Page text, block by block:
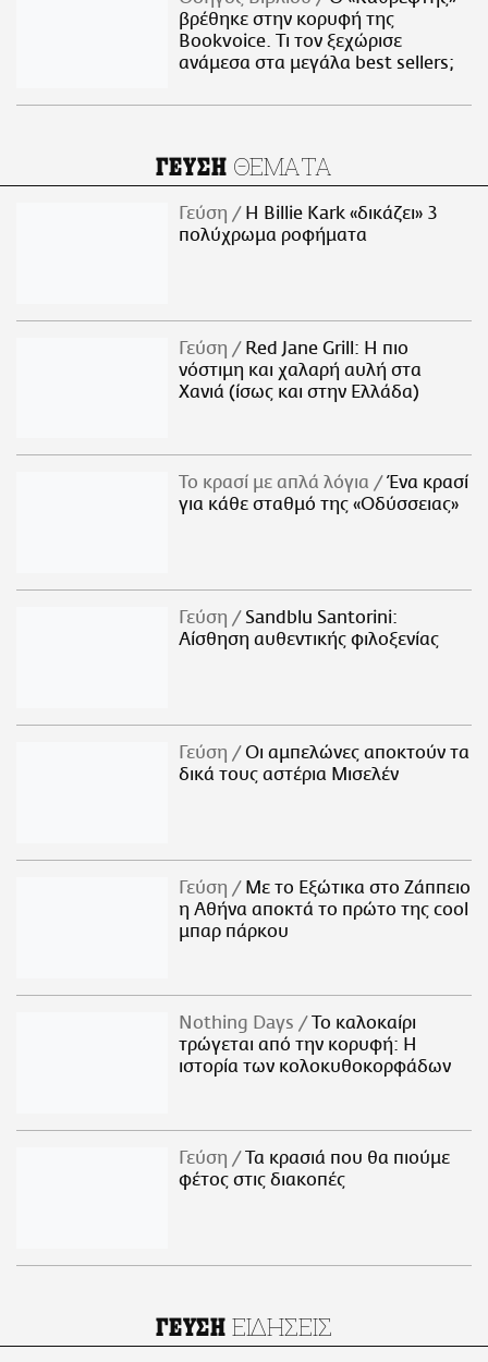
βρέθηκε στην κορυφή της
Bookvoice. Τι τον ξεχώρισε
ανάμεσα στα μεγάλα best sellers;
ΓΕΥΣΗ ΘΕΜΑΤΑ
Γεύση
H Billie Kark «δικάζει» 3
πολύχρωμα ροφήματα
Γεύση
Red Jane Grill: Η πιο
νόστιμη και χαλαρή αυλή στα
Χανιά (ίσως και στην Ελλάδα)
Το κρασί με απλά λόγια
Ένα κρασί
για κάθε σταθμό της «Οδύσσειας»
Γεύση
Sandblu Santorini:
Αίσθηση αυθεντικής φιλοξενίας
Γεύση
Οι αμπελώνες αποκτούν τα
δικά τους αστέρια Μισελέν
Γεύση
Με το Εξώτικα στο Ζάππειο
η Αθήνα αποκτά το πρώτο της cool
μπαρ πάρκου
Nothing Days
Το καλοκαίρι
τρώγεται από την κορυφή: H
ιστορία των κολοκυθοκορφάδων
Γεύση
Τα κρασιά που θα πιούμε
φέτος στις διακοπές
ΓΕΥΣΗ ΕΙΔΗΣΕΙΣ